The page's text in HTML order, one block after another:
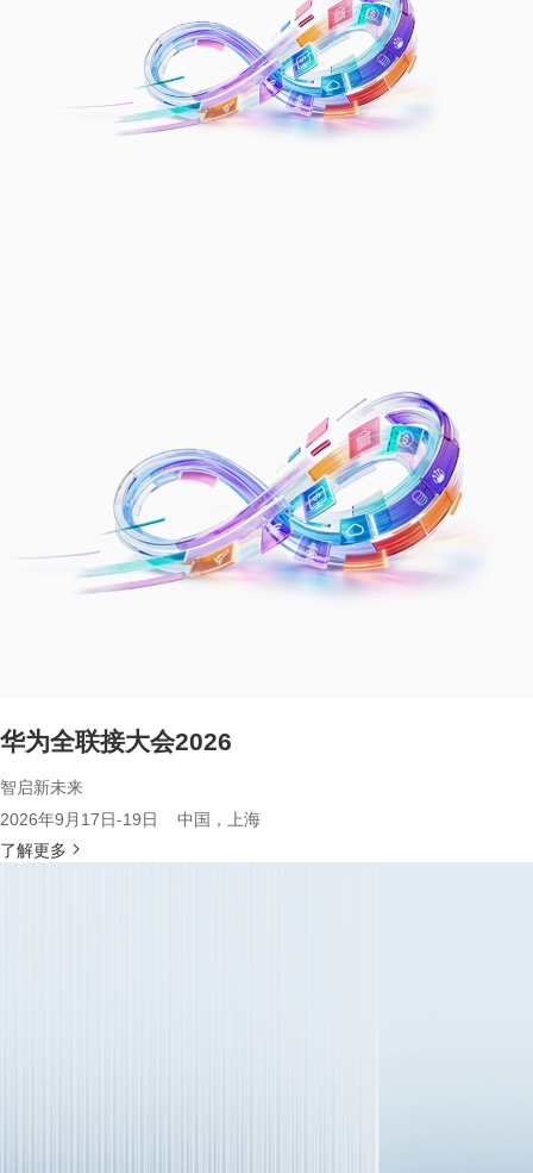
华为全联接大会2026
智启新未来
2026年9月17日-19日 中国，上海
了解更多